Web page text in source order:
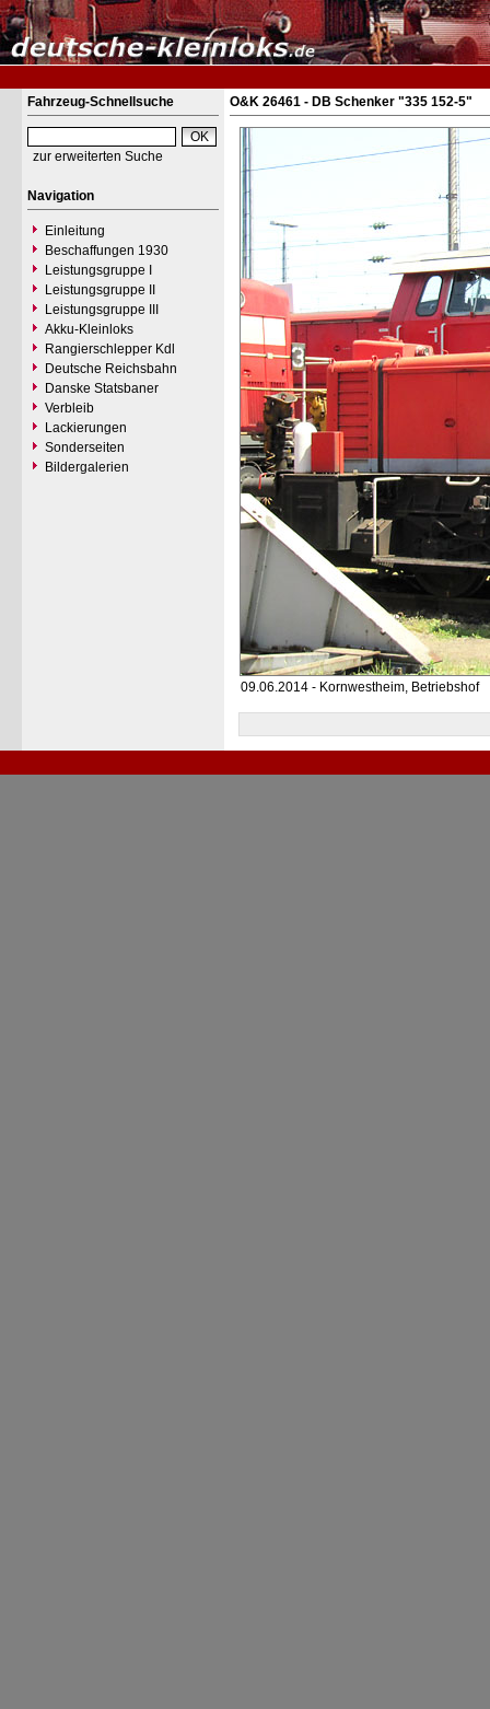
Fahrzeug-Schnellsuche
zur erweiterten Suche
Navigation
Einleitung
Beschaffungen 1930
Leistungsgruppe I
Leistungsgruppe II
Leistungsgruppe III
Akku-Kleinloks
Rangierschlepper Kdl
Deutsche Reichsbahn
Danske Statsbaner
Verbleib
Lackierungen
Sonderseiten
Bildergalerien
O&K 26461 - DB Schenker "335 152-5"
09.06.2014 - Kornwestheim, Betriebshof